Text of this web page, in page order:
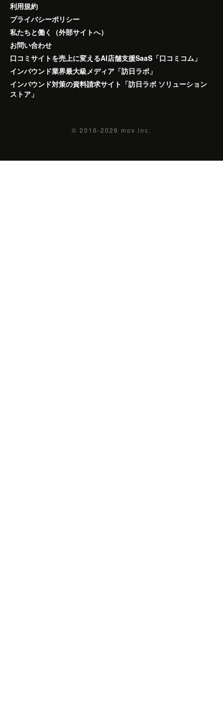
利用規約
プライバシーポリシー
私たちと働く（外部サイトへ）
お問い合わせ
口コミサイトを売上に変えるAI店舗支援SaaS「口コミコム」
インバウンド業界最大級メディア「訪日ラボ」
インバウンド対策の資料請求サイト「訪日ラボ ソリューション
ストア」
© 2016-2026 mov inc.